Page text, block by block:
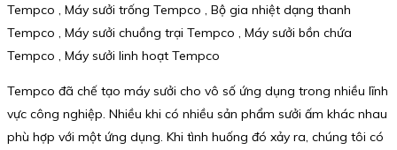
Tempco , Máy sưởi trống Tempco , Bộ gia nhiệt dạng thanh
Tempco , Máy sưởi chuồng trại Tempco , Máy sưởi bồn chứa
Tempco , Máy sưởi linh hoạt Tempco
Tempco đã chế tạo máy sưởi cho vô số ứng dụng trong nhiều lĩnh
vực công nghiệp. Nhiều khi có nhiều sản phẩm sưởi ấm khác nhau
phù hợp với một ứng dụng. Khi tình huống đó xảy ra, chúng tôi có